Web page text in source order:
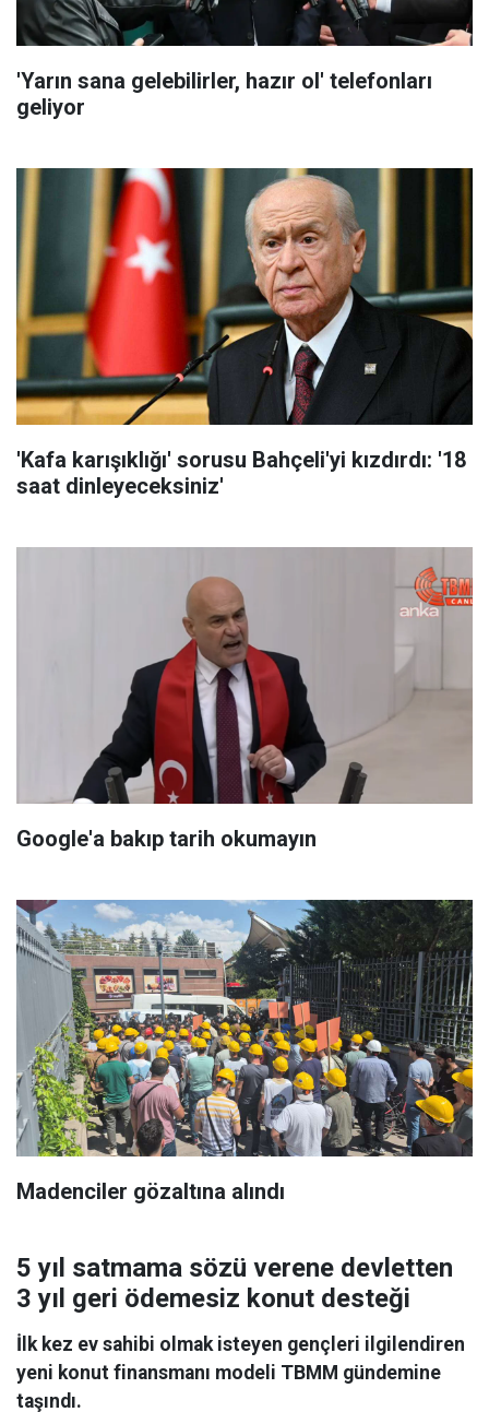
'Yarın sana gelebilirler, hazır ol' telefonları
geliyor
'Kafa karışıklığı' sorusu Bahçeli'yi kızdırdı: '18
saat dinleyeceksiniz'
Google'a bakıp tarih okumayın
Madenciler gözaltına alındı
5 yıl satmama sözü verene devletten
3 yıl geri ödemesiz konut desteği
İlk kez ev sahibi olmak isteyen gençleri ilgilendiren
yeni konut finansmanı modeli TBMM gündemine
taşındı.